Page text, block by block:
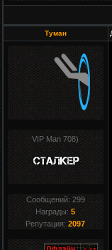
Туман
VIP Man 708)
Сообщений: 299
Награды:5
Репутация:2097